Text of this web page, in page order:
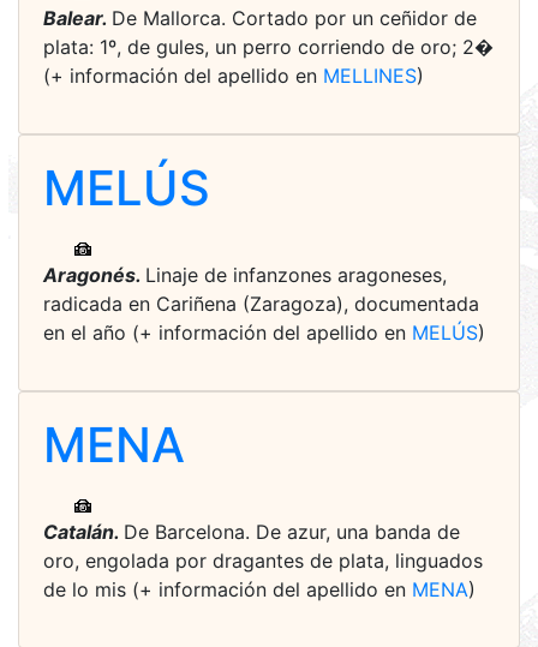
Balear. De Mallorca. Cortado por un ceñidor de
plata: 1º, de gules, un perro corriendo de oro; 2�
(+ información del apellido en MELLINES)
MELÚS
Aragonés. Linaje de infanzones aragoneses,
radicada en Cariñena (Zaragoza), documentada
en el año (+ información del apellido en MELÚS)
MENA
Catalán. De Barcelona. De azur, una banda de
oro, engolada por dragantes de plata, linguados
de lo mis (+ información del apellido en MENA)